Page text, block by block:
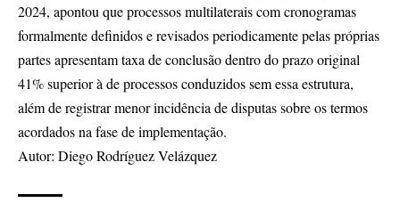
2024, apontou que processos multilaterais com cronogramas
formalmente definidos e revisados periodicamente pelas próprias
partes apresentam taxa de conclusão dentro do prazo original
41% superior à de processos conduzidos sem essa estrutura,
além de registrar menor incidência de disputas sobre os termos
acordados na fase de implementação.
Autor: Diego Rodríguez Velázquez